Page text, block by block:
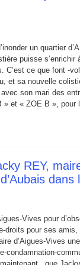
un quartier
puisse
C’est ce que font -
et sa nouvelle
son mari des
» et « ZOE B », pour
REY,
dans
Vives pour
pour ses
d’Aigues-Vives
condamnation-